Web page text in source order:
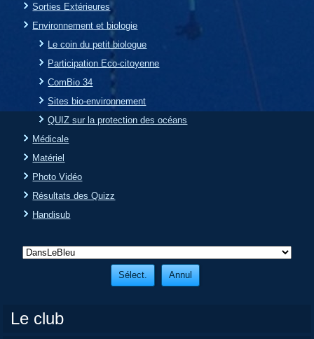
Sorties Extérieures
Environnement et biologie
Le coin du petit biologue
Participation Eco-citoyenne
ComBio 34
Sites bio-environnement
QUIZ sur la protection des océans
Médicale
Matériel
Photo Vidéo
Résultats des Quizz
Handisub
Le club